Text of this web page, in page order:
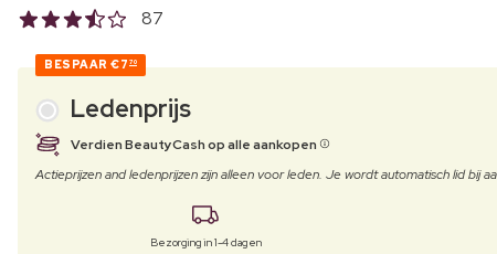
87
BESPAAR €7 70
Ledenprijs
Verdien BeautyCash op alle aankopen
Actieprijzen and ledenprijzen zijn alleen voor leden. Je wordt automatisch lid bij
Bezorging in 1-4 dagen